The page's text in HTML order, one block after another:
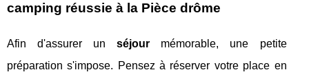
camping réussie à la Pièce drôme
Afin d'assurer unséjour mémorable, une petite
préparation s'impose. Pensez à réserver votre place en